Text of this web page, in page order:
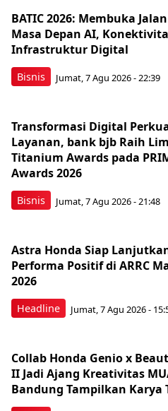
Bisnis
BATIC 2026: Membuka
Masa Depan AI,
Infrastruktur Digital
Jumat, 7 Agu 2026 - 22:39
Bisnis
Transformasi Digital
Layanan, bank bjb Raih
Titanium Awards pada
Awards 2026
Jumat, 7 Agu 2026 - 21:48
Headline
Astra Honda Siap
Performa Positif di ARRC
2026
Jumat, 7 Agu 2026 -
Collab Honda Genio x
II Jadi Ajang Kreativitas
Bandung Tampilkan Karya